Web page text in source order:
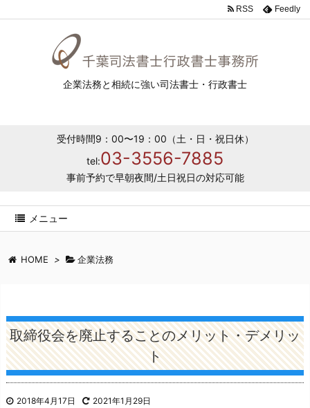
企業法務と相続に強い司法書士・行政書士
受付時間9：00〜19：00（土・日・祝日休）
tel:03-3556-7885
事前予約で早朝夜間/土日祝日の対応可能
メニュー
RSS Feedly
HOME > 企業法務
取締役会を廃止することのメリット・デメリッ
ト
2018年4月17日 2021年1月29日